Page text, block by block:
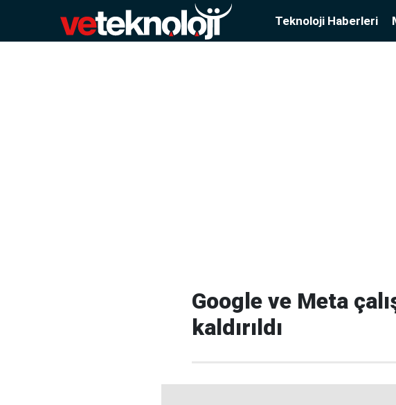
Teknoloji Haberleri
Google ve Meta
kaldırıldı